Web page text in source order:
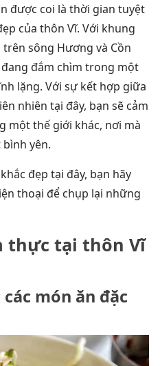
được coi là thời gian tuyệt
của thôn Vĩ. Với khung
sông Hương và Cồn
đắm chìm trong một
lặng. Với sự kết hợp giữa
nhiên tại đây, bạn sẽ cảm
một thế giới khác, nơi mà
yên.
đẹp tại đây, bạn hãy
thoại để chụp lại những
thực tại thôn Vĩ
món ăn đặc